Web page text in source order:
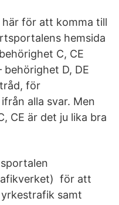
här för att komma till
hemsida
C, CE
behörighet D, DE
för
alla svar. Men
CE är det ju lika bra
för att
samt